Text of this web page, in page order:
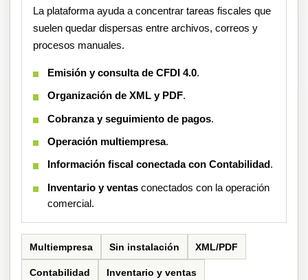
La plataforma ayuda a concentrar tareas fiscales que
suelen quedar dispersas entre archivos, correos y
procesos manuales.
Emisión y consulta de CFDI 4.0.
Organización de XML y PDF.
Cobranza y seguimiento de pagos.
Operación multiempresa.
Información fiscal conectada con Contabilidad.
Inventario y ventasconectados con la operación
comercial.
Multiempresa Sin instalación XML/PDF
Contabilidad Inventario y ventas